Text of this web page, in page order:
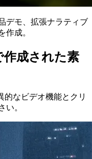
デモ、拡張ナラティブ
作成。
成された素
的なビデオ機能とクリ
い。